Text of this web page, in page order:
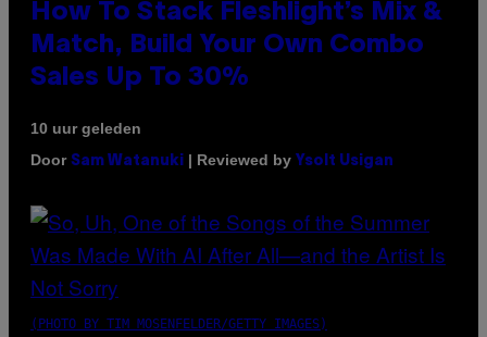
How To Stack Fleshlight’s Mix &
Match, Build Your Own Combo
Sales Up To 30%
10 uur geleden
Door Sam Watanuki | Reviewed by Ysolt Usigan
(PHOTO BY TIM MOSENFELDER/GETTY IMAGES)